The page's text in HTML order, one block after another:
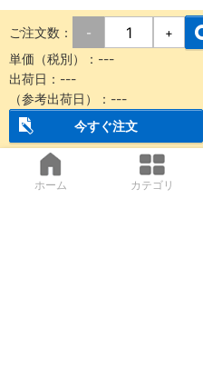
ご注文数： - +
単価（税別）： ---
出荷日： ---
（参考出荷日）： ---
今すぐ注文
ホーム カテゴリ